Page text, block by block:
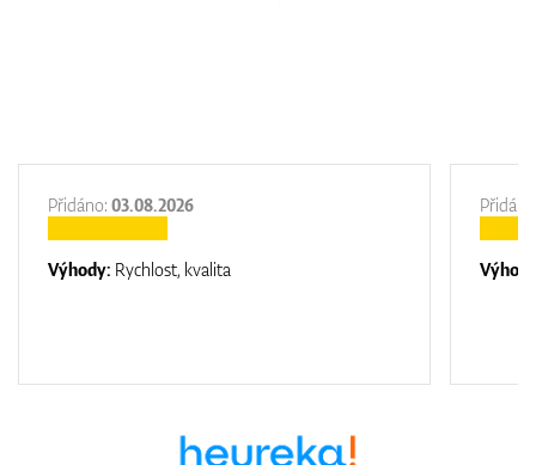
Přidáno: 03.08.2026
Výhody: Rychlost, kvalita